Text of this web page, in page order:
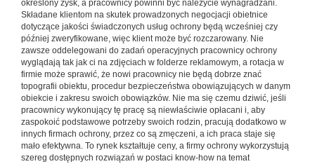
określony zysk, a pracownicy powinni być należycie wynagradzani.
Składane klientom na skutek prowadzonych negocjacji obietnice
dotyczące jakości świadczonych usług ochrony będą wcześniej czy
później zweryfikowane, więc klient może być rozczarowany. Nie
zawsze oddelegowani do zadań operacyjnych pracownicy ochrony
wyglądają tak jak ci na zdjęciach w folderze reklamowym, a rotacja w
firmie może sprawić, że nowi pracownicy nie będą dobrze znać
topografii obiektu, procedur bezpieczeństwa obowiązujących w danym
obiekcie i zakresu swoich obowiązków. Nie ma się czemu dziwić, jeśli
pracownicy wykonujący tę pracę są niewłaściwie opłacani i, aby
zaspokoić podstawowe potrzeby swoich rodzin, pracują dodatkowo w
innych firmach ochrony, przez co są zmęczeni, a ich praca staje się
mało efektywna. To rynek kształtuje ceny, a firmy ochrony wykorzystują
szereg dostępnych rozwiązań w postaci know-how na temat